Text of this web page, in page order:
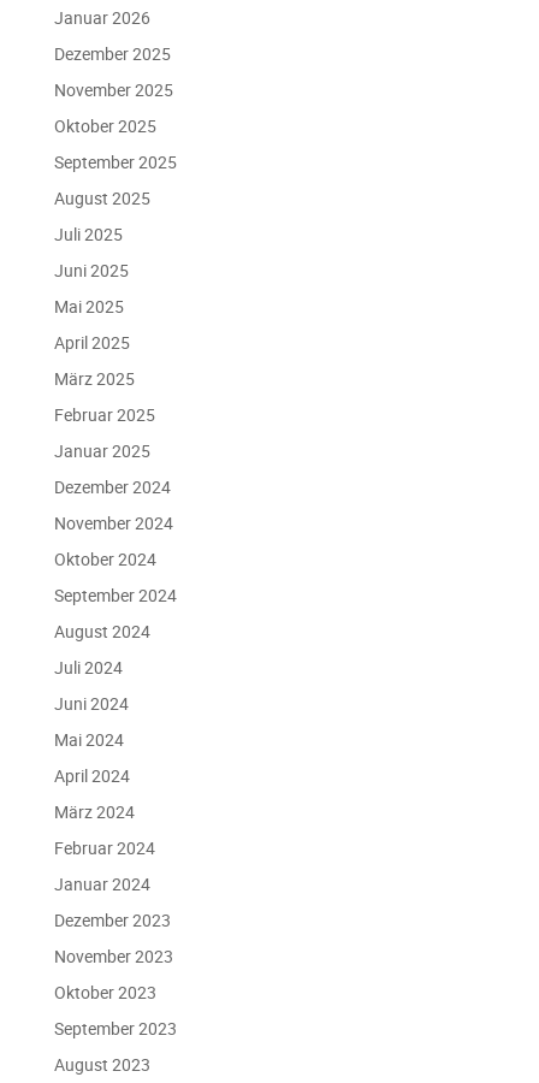
Januar 2026
Dezember 2025
November 2025
Oktober 2025
September 2025
August 2025
Juli 2025
Juni 2025
Mai 2025
April 2025
März 2025
Februar 2025
Januar 2025
Dezember 2024
November 2024
Oktober 2024
September 2024
August 2024
Juli 2024
Juni 2024
Mai 2024
April 2024
März 2024
Februar 2024
Januar 2024
Dezember 2023
November 2023
Oktober 2023
September 2023
August 2023